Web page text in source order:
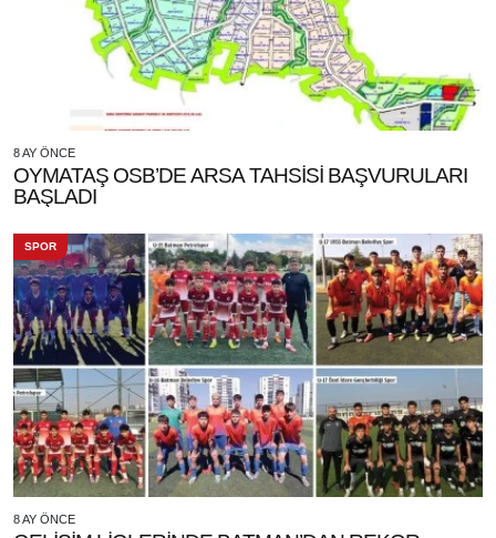
8 AY ÖNCE
OYMATAŞ OSB’DE ARSA TAHSİSİ BAŞVURULARI
BAŞLADI
SPOR
8 AY ÖNCE